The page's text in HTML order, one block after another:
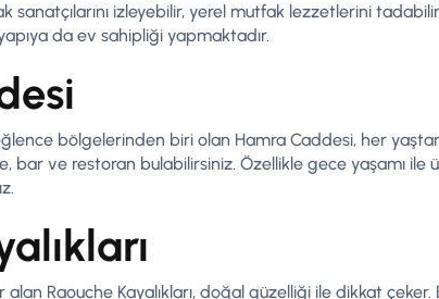
sanatçılarını izleyebilir, yerel mutfak lezzetlerini
da ev sahipliği yapmaktadır.
bölgelerinden biri olan Hamra Caddesi, her
bar ve restoran bulabilirsiniz. Özellikle gece yaşamı ile
alan Raouche Kayalıkları, doğal güzelliği ile dikkat